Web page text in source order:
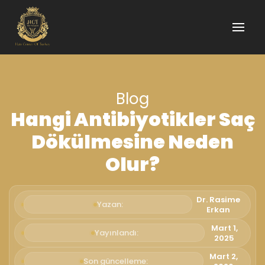
Blog
Hangi Antibiyotikler Saç
Dökülmesine Neden
Olur?
Yazan:
Dr. Rasime
Erkan
Yayınlandı:
Mart 1,
2025
Son güncelleme:
Mart 2,